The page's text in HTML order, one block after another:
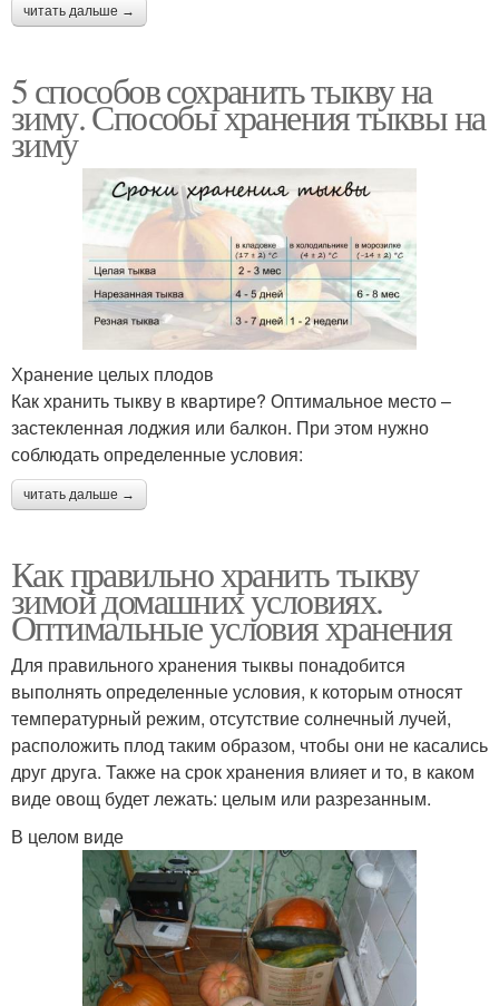
читать дальше →
5 способов сохранить тыкву на
зиму. Способы хранения тыквы на
зиму
Хранение целых плодов
Как хранить тыкву в квартире? Оптимальное место –
застекленная лоджия или балкон. При этом нужно
соблюдать определенные условия:
читать дальше →
Как правильно хранить тыкву
зимой домашних условиях.
Оптимальные условия хранения
Для правильного хранения тыквы понадобится
выполнять определенные условия, к которым относят
температурный режим, отсутствие солнечный лучей,
расположить плод таким образом, чтобы они не касались
друг друга. Также на срок хранения влияет и то, в каком
виде овощ будет лежать: целым или разрезанным.
В целом виде